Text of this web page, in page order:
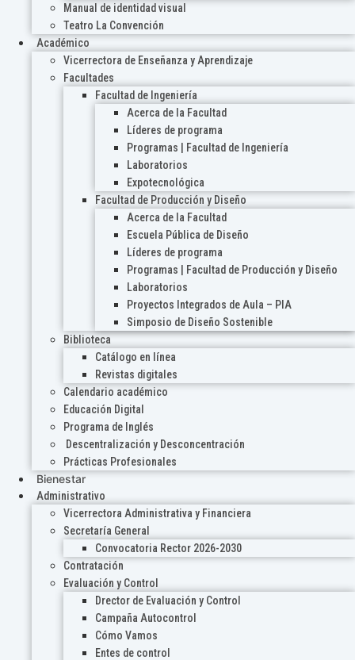
Manual de identidad visual
Teatro La Convención
Académico
Vicerrectora de Enseñanza y Aprendizaje
Facultades
Facultad de Ingeniería
Acerca de la Facultad
Líderes de programa
Programas | Facultad de Ingeniería
Laboratorios
Expotecnológica
Facultad de Producción y Diseño
Acerca de la Facultad
Escuela Pública de Diseño
Líderes de programa
Programas | Facultad de Producción y Diseño
Laboratorios
Proyectos Integrados de Aula – PIA
Simposio de Diseño Sostenible
Biblioteca
Catálogo en línea
Revistas digitales
Calendario académico
Educación Digital
Programa de Inglés
Descentralización y Desconcentración
Prácticas Profesionales
Bienestar
Administrativo
Vicerrectora Administrativa y Financiera
Secretaría General
Convocatoria Rector 2026-2030
Contratación
Evaluación y Control
Drector de Evaluación y Control
Campaña Autocontrol
Cómo Vamos
Entes de control